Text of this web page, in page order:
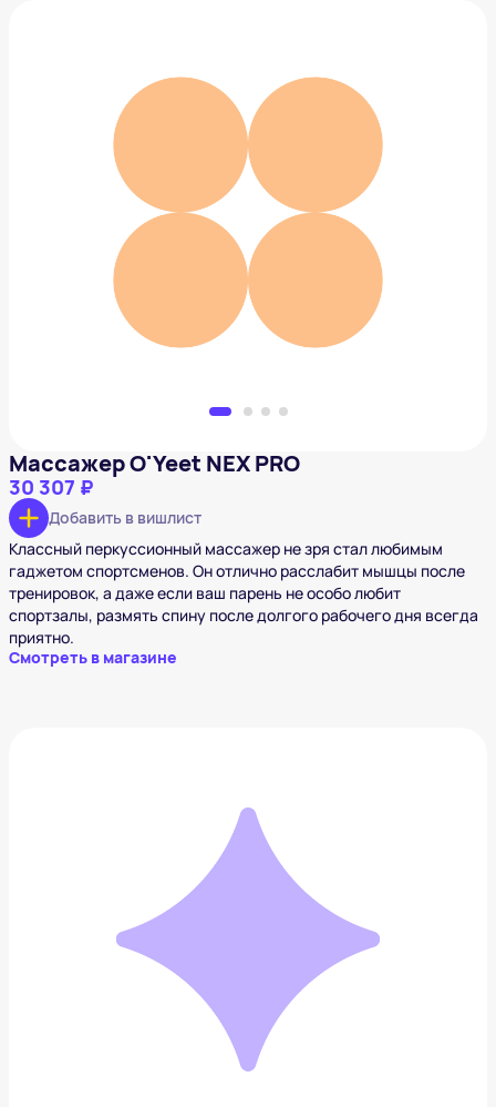
Массажер O'Yeet NEX PRO
30 307 ₽
Добавить в вишлист
Массажер O'Yeet NEX PRO
30 307 ₽
Добавить в вишлист
Классный перкуссионный массажер не зря стал любимым
гаджетом спортсменов. Он отлично расслабит мышцы после
тренировок, а даже если ваш парень не особо любит
спортзалы, размять спину после долгого рабочего дня всегда
приятно.
Смотреть в магазине
Добавить в вишлист